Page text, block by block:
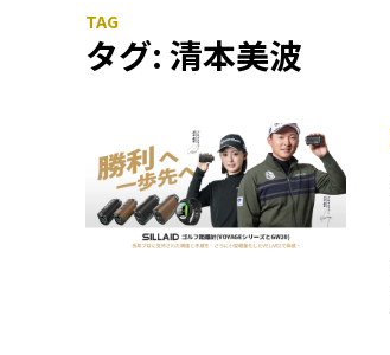
タグ: 清本美波